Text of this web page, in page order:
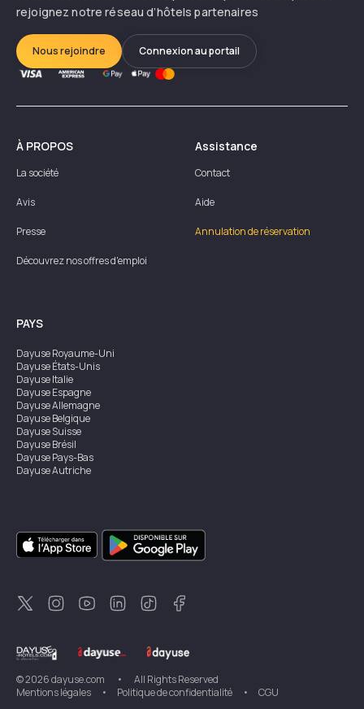
rejoignez notre réseau d’hôtels partenaires
Nous rejoindre Connexion au portail
À PROPOS
La société
Avis
Presse
Découvrez nos offres d'emploi
Assistance
Contact
Aide
Annulation de réservation
PAYS
DayuseRoyaume-Uni
DayuseÉtats-Unis
DayuseItalie
DayuseEspagne
DayuseAllemagne
DayuseBelgique
DayuseSuisse
DayuseBrésil
DayusePays-Bas
DayuseAutriche
DayuseSingapour
DayuseSuède
DayuseThaïlande
DayuseNouvelle-Zélande
DayuseTurquie
©2026dayuse.com •
All Rights Reserved
Mentions légales
• Politique de confidentialité • CGU